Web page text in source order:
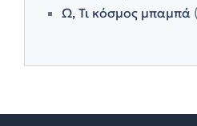
Ω, Τι κόσμος μπαμπά